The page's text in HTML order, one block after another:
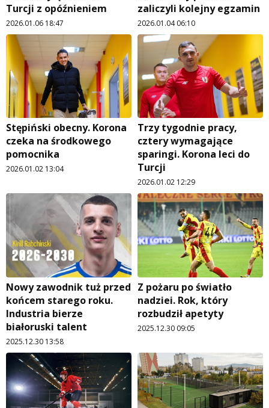
Turcji z opóźnieniem
2026.01.06 18:47
zaliczyli kolejny egzamin
2026.01.04 06:10
Stępiński obecny. Korona
czeka na środkowego
pomocnika
2026.01.02 13:04
Trzy tygodnie pracy,
cztery wymagające
sparingi. Korona leci do
Turcji
2026.01.02 12:29
Nowy zawodnik tuż przed
końcem starego roku.
Industria bierze
białoruski talent
2025.12.30 13:58
Z pożaru po światło
nadziei. Rok, który
rozbudził apetyty
2025.12.30 09:05